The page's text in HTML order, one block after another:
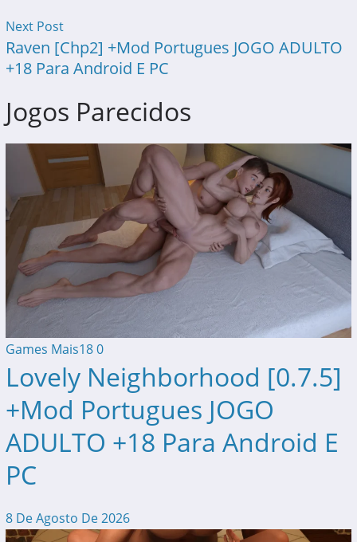
Next Post
Raven [Chp2] +Mod Portugues JOGO ADULTO
+18 Para Android E PC
Jogos Parecidos
Games Mais180
Lovely Neighborhood [0.7.5]
+Mod Portugues JOGO
ADULTO +18 Para Android E
PC
8 De Agosto De 2026